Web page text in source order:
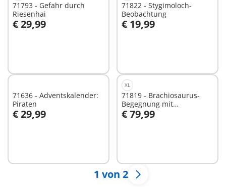
71793 - Gefahr durch
Riesenhai
€ 29,99
In den Warenkorb
71822 - Stygimoloch-
Beobachtung
€ 19,99
In den Warenkorb
71636 - Adventskalender:
Piraten
€ 29,99
In den Warenkorb
XL
71819 - Brachiosaurus-
Begegnung mit
Luftkissenboot
€ 79,99
In den Warenkorb
1 von 2